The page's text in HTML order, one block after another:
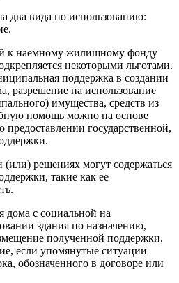
два вида по использованию:
к наемному жилищному фонду
некоторыми льготами.
поддержка в создании
разрешение на использование
имущества, средств из
помощь можно на основе
государственной,
решениях могут содержаться
такие как ее
дома с социальной на
здания по назначению,
полученной поддержки.
если упомянутые ситуации
обозначенного в договоре или